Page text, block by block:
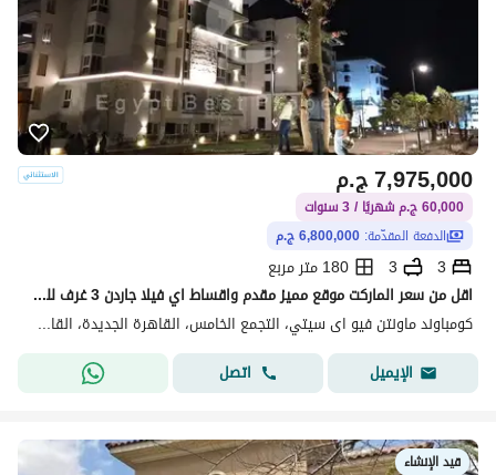
ج.م7,975,000
60,000 ج.م شهريًا / 3 سنوات
الدفعة المقدّمة: 6,800,000 ج.م
3
3
180 متر مربع
اقل من سعر الماركت موقع مميز مقدم واقساط اي فيلا جاردن 3 غرف للبيع في كمباوند ماونتن فيو اي سيتي التجمع الخامس
كومباوند ماونتن فيو اى سيتي، التجمع الخامس، القاهرة الجديدة، القاهرة
الإيميل
اتصل
قيد الإنشاء